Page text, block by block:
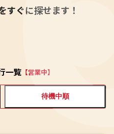
すぐに探せます！
一覧 【営業中】
待機中順